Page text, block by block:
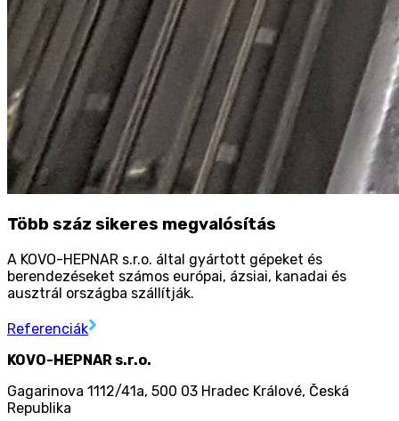
Több száz sikeres megvalósítás
A KOVO-HEPNAR s.r.o. által gyártott gépeket és
berendezéseket számos európai, ázsiai, kanadai és
ausztrál országba szállítják.
Referenciák
KOVO-HEPNAR s.r.o.
Gagarinova 1112/41a, 500 03 Hradec Králové, Česká
Republika